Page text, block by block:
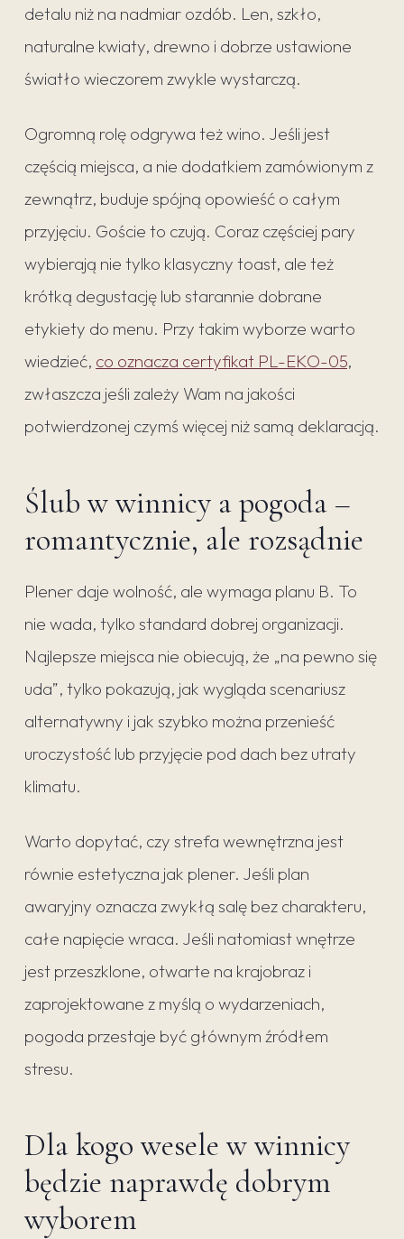
detalu niż na nadmiar ozdób. Len, szkło,
naturalne kwiaty, drewno i dobrze ustawione
światło wieczorem zwykle wystarczą.
Ogromną rolę odgrywa też wino. Jeśli jest
częścią miejsca, a nie dodatkiem zamówionym z
zewnątrz, buduje spójną opowieść o całym
przyjęciu. Goście to czują. Coraz częściej pary
wybierają nie tylko klasyczny toast, ale też
krótką degustację lub starannie dobrane
etykiety do menu. Przy takim wyborze warto
wiedzieć, co oznacza certyfikat PL-EKO-05,
zwłaszcza jeśli zależy Wam na jakości
potwierdzonej czymś więcej niż samą deklaracją.
Ślub w winnicy a pogoda –
romantycznie, ale rozsądnie
Plener daje wolność, ale wymaga planu B. To
nie wada, tylko standard dobrej organizacji.
Najlepsze miejsca nie obiecują, że „na pewno się
uda”, tylko pokazują, jak wygląda scenariusz
alternatywny i jak szybko można przenieść
uroczystość lub przyjęcie pod dach bez utraty
klimatu.
Warto dopytać, czy strefa wewnętrzna jest
równie estetyczna jak plener. Jeśli plan
awaryjny oznacza zwykłą salę bez charakteru,
całe napięcie wraca. Jeśli natomiast wnętrze
jest przeszklone, otwarte na krajobraz i
zaprojektowane z myślą o wydarzeniach,
pogoda przestaje być głównym źródłem
stresu.
Dla kogo wesele w winnicy
będzie naprawdę dobrym
wyborem